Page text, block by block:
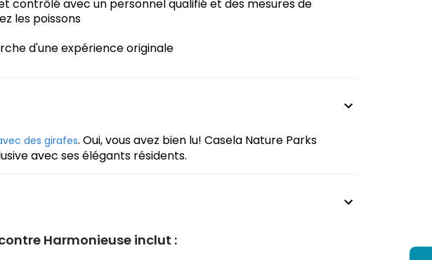
contrôlé avec un personnel qualifié et des mesures de
les poissons
d'une expérience originale
des girafes. Oui, vous avez bien lu! Casela Nature Parks
avec ses élégants résidents.
Harmonieuse inclut :